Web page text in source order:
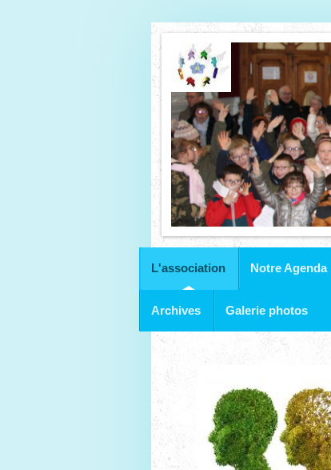
L'association Notre Agenda
Archives Galerie photos